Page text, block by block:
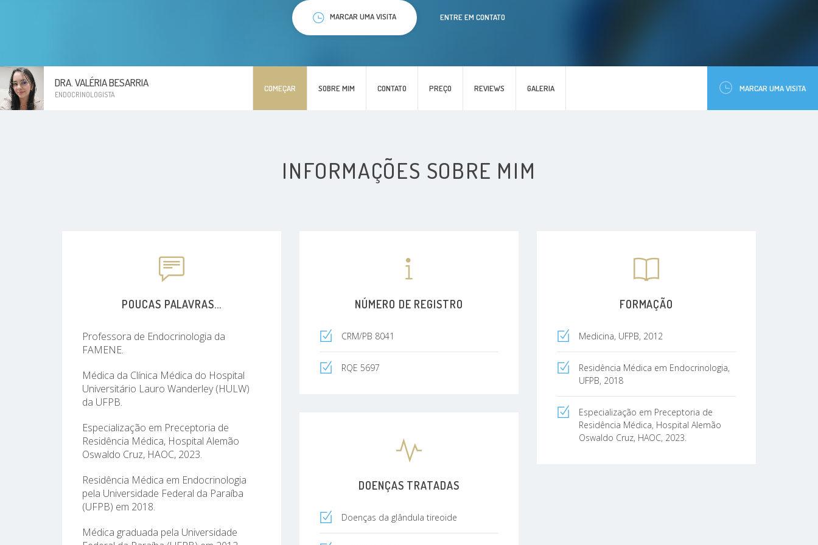
DRA. VALÉRIA BESARRIA
ENDOCRINOLOGISTA
COMEÇAR SOBRE MIM CONTATO PREÇO REVIEWS GALERIA MARCAR UMA VISITA
MARCAR UMA VISITA ENTRE EM CONTATO
INFORMAÇÕES SOBRE MIM
POUCAS PALAVRAS...
Professora de Endocrinologia da
FAMENE.
Médica da Clínica Médica do Hospital
Universitário Lauro Wanderley (HULW)
da UFPB.
Especialização em Preceptoria de
Residência Médica, Hospital Alemão
Oswaldo Cruz, HAOC, 2023.
Residência Médica em Endocrinologia
pela Universidade Federal da Paraíba
(UFPB) em 2018.
Médica graduada pela Universidade
NÚMERO DE REGISTRO
CRM/PB 8041
RQE 5697
FORMAÇÃO
Medicina, UFPB, 2012
Residência Médica em Endocrinologia,
UFPB, 2018
Especialização em Preceptoria de
Residência Médica, Hospital Alemão
Oswaldo Cruz, HAOC, 2023.
DOENÇAS TRATADAS
Doenças da glândula tireoide